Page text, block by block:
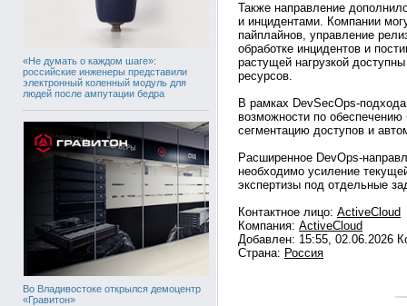
«Не думать о каждом шаге»:
российские инженеры представили
электронный коленный модуль для
людей после ампутации бедра
Во Владивостоке открылся демоцентр
«Гравитон»
Также направление
и инцидентами. Компании
пайплайнов, управление
обработке инцидентов и
растущей нагрузкой
ресурсов.
В рамках DevSecOps-
возможности по
сегментацию доступов и
Расширенное DevOps-
необходимо усиление
экспертизы под отдельные
Контактное лицо: ActiveCloud
Компания: ActiveCloud
Добавлен: 15:55, 02.06.2026
Страна: Россия